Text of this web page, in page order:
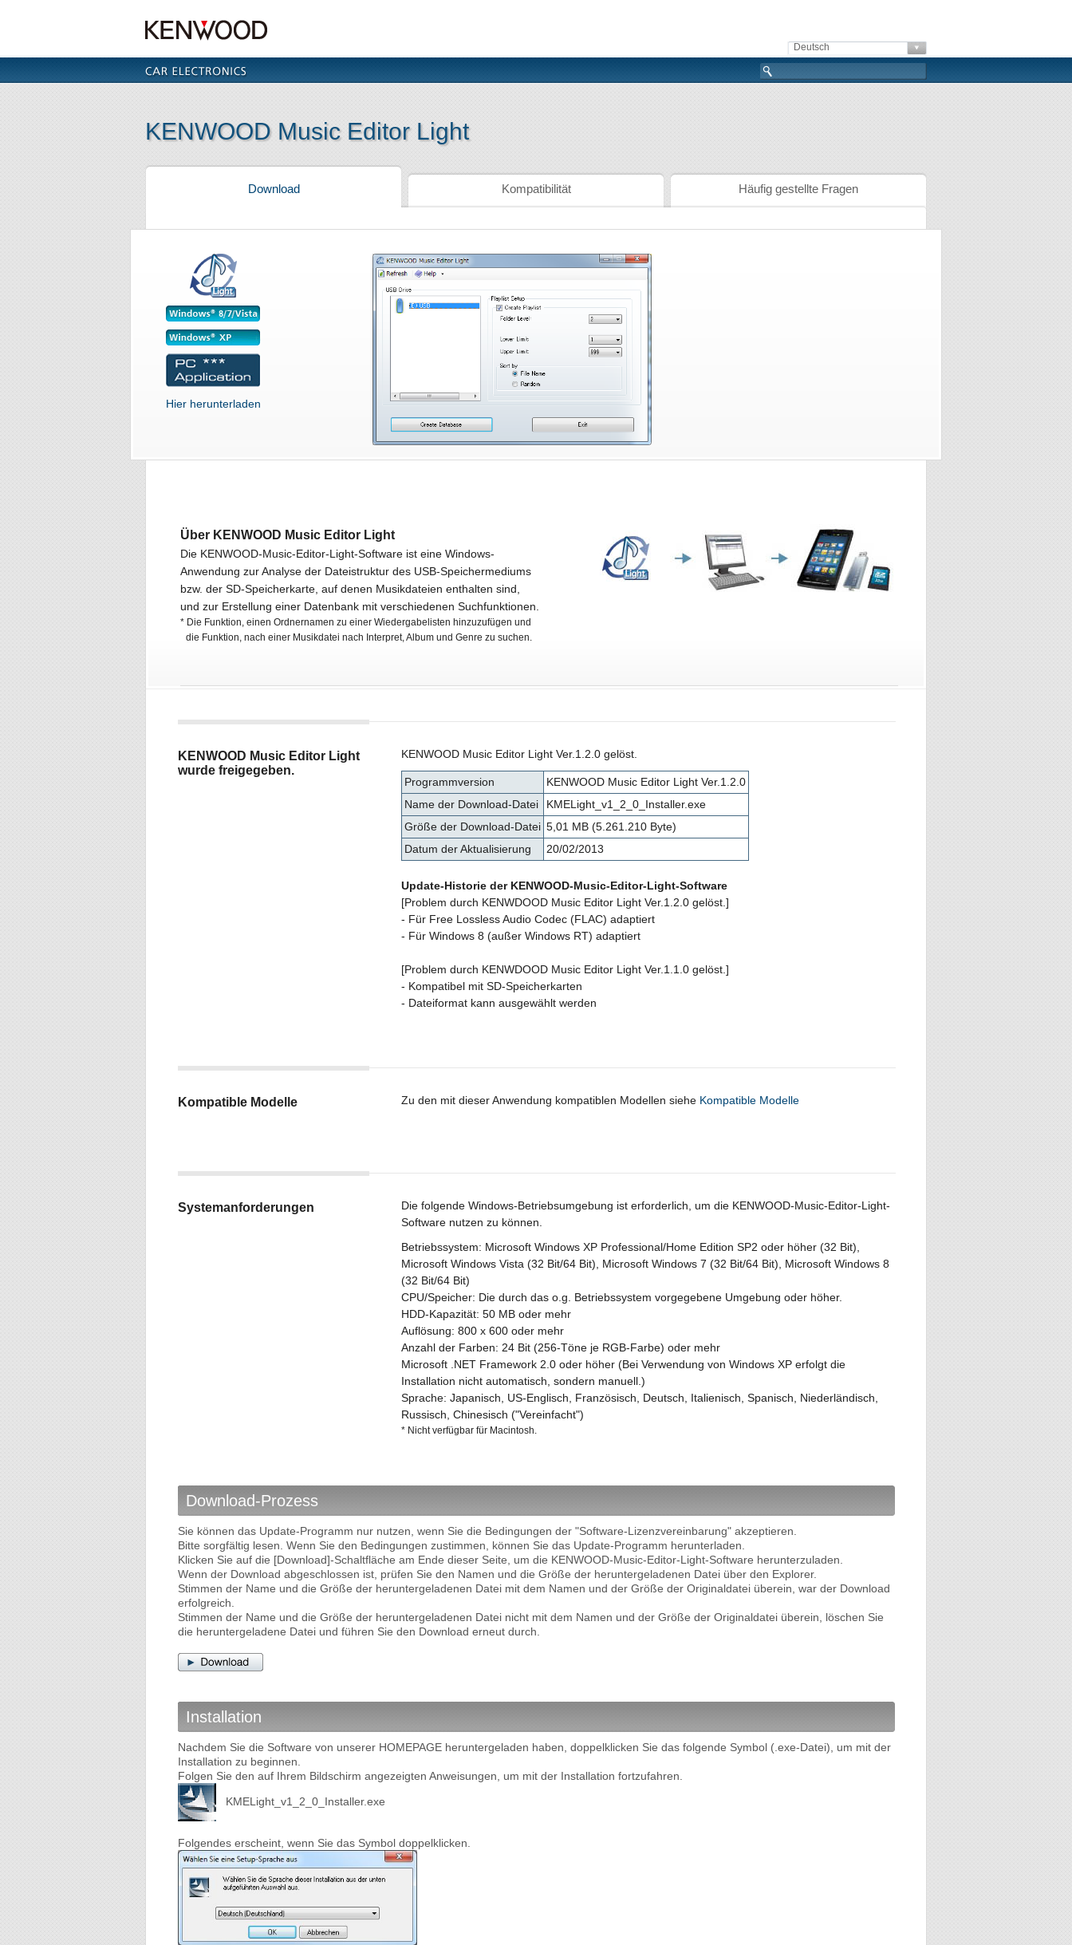
Deutsch
KENWOOD Music Editor Light
Download Kompatibilität Häufig gestellte Fragen
Hier herunterladen
Über KENWOOD Music Editor Light
Die KENWOOD-Music-Editor-Light-Software ist eine Windows-
Anwendung zur Analyse der Dateistruktur des USB-Speichermediums
bzw. der SD-Speicherkarte, auf denen Musikdateien enthalten sind,
und zur Erstellung einer Datenbank mit verschiedenen Suchfunktionen.
* Die Funktion, einen Ordnernamen zu einer Wiedergabelisten hinzuzufügen und
die Funktion, nach einer Musikdatei nach Interpret, Album und Genre zu suchen.
KENWOOD Music Editor Light
wurde freigegeben.
KENWOOD Music Editor Light Ver.1.2.0 gelöst.
Programmversion
KENWOOD Music Editor Light Ver.1.2.0
Name der Download-Datei
KMELight_v1_2_0_Installer.exe
Größe der Download-Datei 5,01 MB (5.261.210 Byte)
Datum der Aktualisierung
20/02/2013
Update-Historie der KENWOOD-Music-Editor-Light-Software
[Problem durch KENWDOOD Music Editor Light Ver.1.2.0 gelöst.]
- Für Free Lossless Audio Codec (FLAC) adaptiert
- Für Windows 8 (außer Windows RT) adaptiert
[Problem durch KENWDOOD Music Editor Light Ver.1.1.0 gelöst.]
- Kompatibel mit SD-Speicherkarten
- Dateiformat kann ausgewählt werden
Kompatible Modelle Zu den mit dieser Anwendung kompatiblen Modellen siehe Kompatible Modelle
Systemanforderungen
Die folgende Windows-Betriebsumgebung ist erforderlich, um die KENWOOD-Music-Editor-Light-
Software nutzen zu können.
Betriebssystem: Microsoft Windows XP Professional/Home Edition SP2 oder höher (32 Bit),
Microsoft Windows Vista (32 Bit/64 Bit), Microsoft Windows 7 (32 Bit/64 Bit), Microsoft Windows 8
(32 Bit/64 Bit)
CPU/Speicher: Die durch das o.g. Betriebssystem vorgegebene Umgebung oder höher.
HDD-Kapazität: 50 MB oder mehr
Auflösung: 800 x 600 oder mehr
Anzahl der Farben: 24 Bit (256-Töne je RGB-Farbe) oder mehr
Microsoft .NET Framework 2.0 oder höher (Bei Verwendung von Windows XP erfolgt die
Installation nicht automatisch, sondern manuell.)
Sprache: Japanisch, US-Englisch, Französisch, Deutsch, Italienisch, Spanisch, Niederländisch,
Russisch, Chinesisch ("Vereinfacht")
* Nicht verfügbar für Macintosh.
Download-Prozess
Sie können das Update-Programm nur nutzen, wenn Sie die Bedingungen der "Software-Lizenzvereinbarung" akzeptieren.
Bitte sorgfältig lesen. Wenn Sie den Bedingungen zustimmen, können Sie das Update-Programm herunterladen.
Klicken Sie auf die [Download]-Schaltfläche am Ende dieser Seite, um die KENWOOD-Music-Editor-Light-Software herunterzuladen.
Wenn der Download abgeschlossen ist, prüfen Sie den Namen und die Größe der heruntergeladenen Datei über den Explorer.
Stimmen der Name und die Größe der heruntergeladenen Datei mit dem Namen und der Größe der Originaldatei überein, war der Download
erfolgreich.
Stimmen der Name und die Größe der heruntergeladenen Datei nicht mit dem Namen und der Größe der Originaldatei überein, löschen Sie
die heruntergeladene Datei und führen Sie den Download erneut durch.
Installation
Nachdem Sie die Software von unserer HOMEPAGE heruntergeladen haben, doppelklicken Sie das folgende Symbol (.exe-Datei), um mit der
Installation zu beginnen.
Folgen Sie den auf Ihrem Bildschirm angezeigten Anweisungen, um mit der Installation fortzufahren.
KMELight_v1_2_0_Installer.exe
Folgendes erscheint, wenn Sie das Symbol doppelklicken.